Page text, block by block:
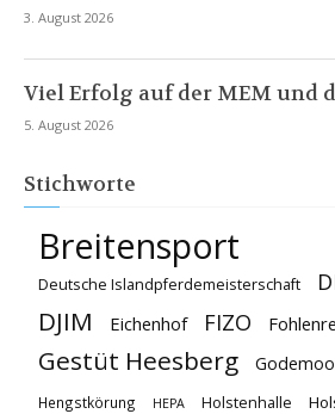
3. August 2026
Viel Erfolg auf der MEM und
5. August 2026
Stichworte
Breitensport
Deutsche Islandpferdemeisterschaft
DJIM Eichenhof FIZO
Gestüt Heesberg
Hengstkörung HEPA Holstenhalle